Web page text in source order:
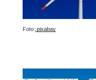
Foto: pixabay